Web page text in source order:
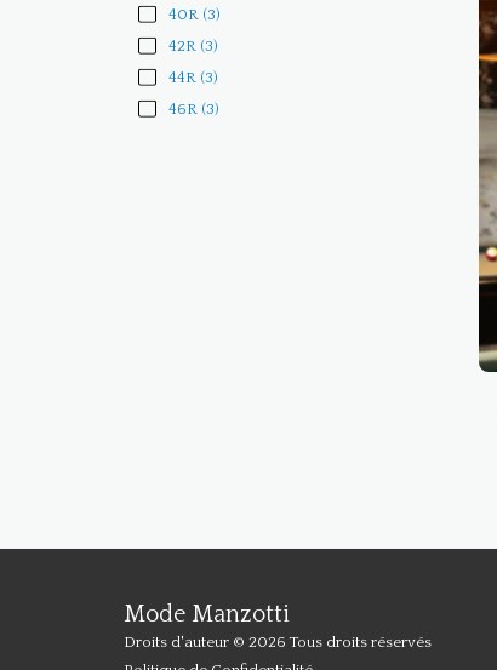
40R (3)
42R (3)
44R (3)
46R (3)
Mode Manzotti
Droits d'auteur © 2026 Tous droits réservés